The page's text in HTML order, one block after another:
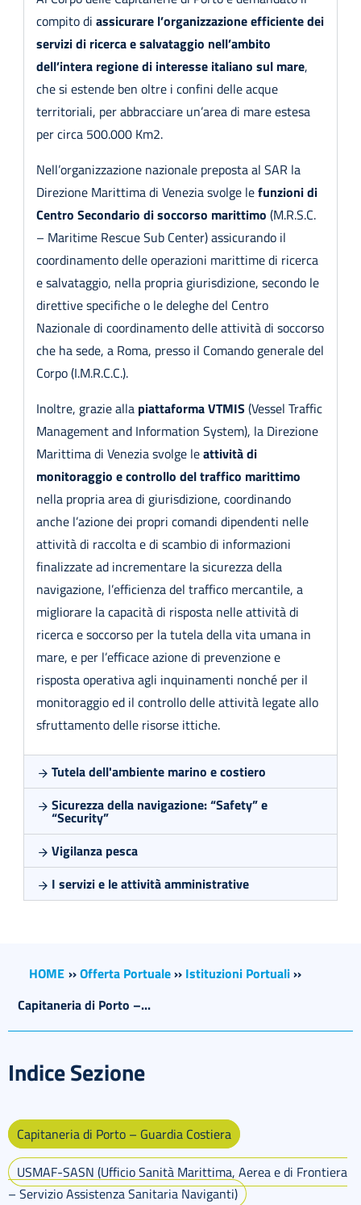
compito di assicurare l’organizzazione efficiente dei
servizi di ricerca e salvataggio nell’ambito
dell’intera regione di interesse italiano sul mare,
che si estende ben oltre i confini delle acque
territoriali, per abbracciare un’area di mare estesa
per circa 500.000 Km2.
Nell’organizzazione nazionale preposta al SAR la
Direzione Marittima di Venezia svolge lefunzioni di
Centro Secondario di soccorso marittimo (M.R.S.C.
– Maritime Rescue Sub Center) assicurando il
coordinamento delle operazioni marittime di ricerca
e salvataggio, nella propria giurisdizione, secondo le
direttive specifiche o le deleghe del Centro
Nazionale di coordinamento delle attività di soccorso
che ha sede, a Roma, presso il Comando generale del
Corpo (I.M.R.C.C.).
Inoltre, grazie alla piattaforma VTMIS (Vessel Traffic
Management and Information System), la Direzione
Marittima di Venezia svolge leattività di
monitoraggio e controllo del traffico marittimo
nella propria area di giurisdizione, coordinando
anche l’azione dei propri comandi dipendenti nelle
attività di raccolta e di scambio di informazioni
finalizzate ad incrementare la sicurezza della
navigazione, l’efficienza del traffico mercantile, a
migliorare la capacità di risposta nelle attività di
ricerca e soccorso per la tutela della vita umana in
mare, e per l’efficace azione di prevenzione e
risposta operativa agli inquinamenti nonché per il
monitoraggio ed il controllo delle attività legate allo
sfruttamento delle risorse ittiche.
Tutela dell'ambiente marino e costiero
Sicurezza della navigazione: “Safety” e
“Security”
Vigilanza pesca
I servizi e le attività amministrative
HOME ››Offerta Portuale›› Istituzioni Portuali››
Capitaneria di Porto –...
Indice Sezione
Capitaneria di Porto – Guardia Costiera
USMAF-SASN (Ufficio Sanità Marittima, Aerea e di Frontiera
– Servizio Assistenza Sanitaria Naviganti)